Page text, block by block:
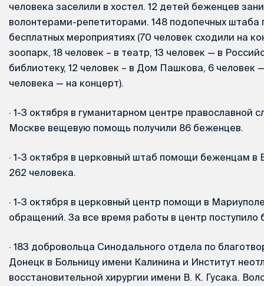
человека заселили в хостел. 12 детей беженцев
волонтерами-репетиторами. 148 подопечных штаба
бесплатных мероприятиях (70 человек сходили на
зоопарк, 18 человек – в театр, 13 человек — в
библиотеку, 12 человек – в Дом Пашкова, 6 человек
человека — на концерт).
· 1-3 октября в гуманитарном центре православной
Москве вещевую помощь получили 86 беженцев.
· 1-3 октября в церковный штаб помощи беженцам в
262 человека.
· 1-3 октября в церковный центр помощи в
обращений. За все время работы в центр
· 183 добровольца Синодального отдела по
Донецк в Больницу имени Калинина и Институт
восстановительной хирургии имени В. К. Гусака.